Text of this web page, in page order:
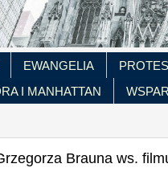
EWANGELIA
I MANHATTAN
Brauna ws.